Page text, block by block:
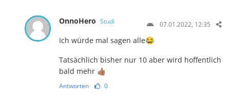
OnnoHero Studi 07.01.2022, 12:35
Ich würde mal sagen alle😂
Tatsächlich bisher nur 10 aber wird hoffentlich
bald mehr 👍🏽
Antworten 0